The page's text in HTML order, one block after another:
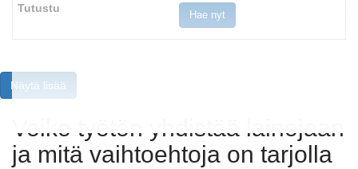
Hae nyt
Näytä lisää
Voiko työtön yhdistää lainojaan
ja mitä vaihtoehtoja on tarjolla